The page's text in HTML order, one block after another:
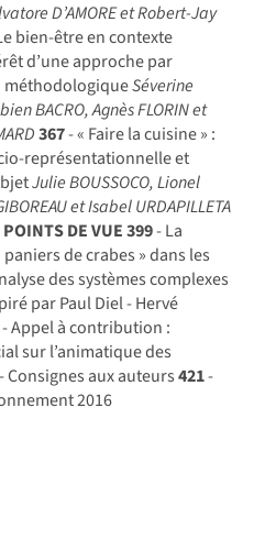
D’AMORE et Robert-Jay
bien-être en contexte
d’une approche par
Séverine
BACRO, Agnès FLORIN et
367- « Faire la cuisine » :
représentationnelle et
Julie BOUSSOCO, Lionel
et Isabel URDAPILLETA
DE VUE399- La
de crabes » dans les
des systèmes complexes
par Paul Diel - Hervé
- Appel à contribution :
sur l’animatique des
- Consignes aux auteurs421-
2016